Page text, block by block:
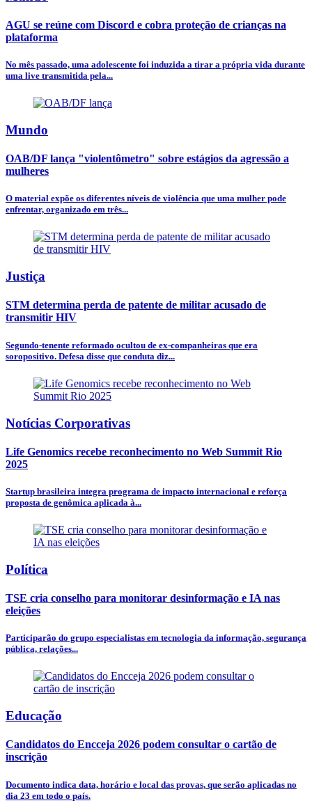
AGU se reúne com Discord e cobra proteção de crianças na
plataforma
No mês passado, uma adolescente foi induzida a tirar a própria vida durante
uma live transmitida pela...
Mundo
OAB/DF lança "violentômetro" sobre estágios da agressão a
mulheres
O material expõe os diferentes níveis de violência que uma mulher pode
enfrentar, organizado em três...
Justiça
STM determina perda de patente de militar acusado de
transmitir HIV
Segundo-tenente reformado ocultou de ex-companheiras que era
soropositivo. Defesa disse que conduta diz...
Notícias Corporativas
Life Genomics recebe reconhecimento no Web Summit Rio
2025
Startup brasileira integra programa de impacto internacional e reforça
proposta de genômica aplicada à...
Política
TSE cria conselho para monitorar desinformação e IA nas
eleições
Participarão do grupo especialistas em tecnologia da informação, segurança
pública, relações...
Educação
Candidatos do Encceja 2026 podem consultar o cartão de
inscrição
Documento indica data, horário e local das provas, que serão aplicadas no
dia 23 em todo o país.